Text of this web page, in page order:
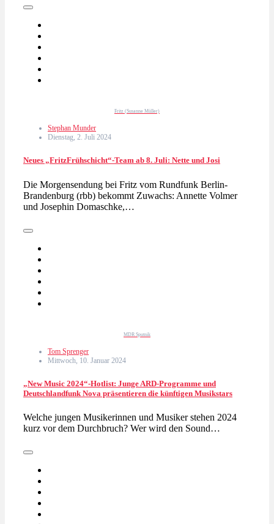
Fritz (Susanne Müller)
Stephan Munder
Dienstag, 2. Juli 2024
Neues „FritzFrühschicht“-Team ab 8. Juli: Nette und Josi
Die Morgensendung bei Fritz vom Rundfunk Berlin-
Brandenburg (rbb) bekommt Zuwachs: Annette Volmer
und Josephin Domaschke,…
MDR Sputnik
Tom Sprenger
Mittwoch, 10. Januar 2024
„New Music 2024“-Hotlist: Junge ARD-Programme und
Deutschlandfunk Nova präsentieren die künftigen Musikstars
Welche jungen Musikerinnen und Musiker stehen 2024
kurz vor dem Durchbruch? Wer wird den Sound…